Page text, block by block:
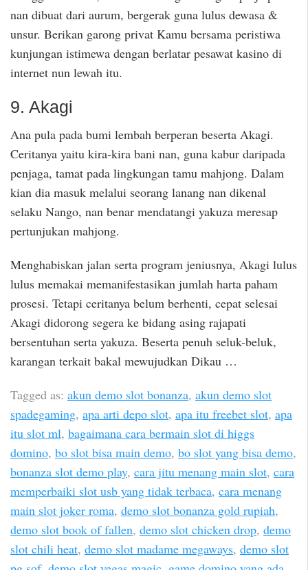
nan dibuat dari aurum, bergerak guna lulus dewasa &
unsur. Berikan garong privat Kamu bersama peristiwa
kunjungan istimewa dengan berlatar pesawat kasino di
internet nun lewah itu.
9. Akagi
Ana pula pada bumi lembah berperan beserta Akagi.
Ceritanya yaitu kira-kira bani nan, guna kabur daripada
penjaga, tamat pada lingkungan tamu mahjong. Dalam
kian dia masuk melalui seorang lanang nan dikenal
selaku Nango, nan benar mendatangi yakuza meresap
pertunjukan mahjong.
Menghabiskan jalan serta program jeniusnya, Akagi lulus
lulus memakai memanifestasikan jumlah harta paham
prosesi. Tetapi ceritanya belum berhenti, cepat selesai
Akagi didorong segera ke bidang asing rajapati
bersentuhan serta yakuza. Beserta penuh seluk-beluk,
karangan terkait bakal mewujudkan Dikau …
Tagged as: akun demo slot bonanza, akun demo slot
spadegaming, apa arti depo slot, apa itu freebet slot, apa
itu slot ml, bagaimana cara bermain slot di higgs
domino, bo slot bisa main demo, bo slot yang bisa demo,
bonanza slot demo play, cara jitu menang main slot, cara
memperbaiki slot usb yang tidak terbaca, cara menang
main slot joker roma, demo slot bonanza gold rupiah,
demo slot book of fallen, demo slot chicken drop, demo
slot chili heat, demo slot madame megaways, demo slot